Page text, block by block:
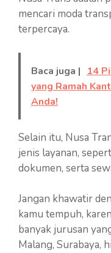
mencari moda
terpercaya.
Baca juga | 14
yang Ramah
Anda!
Selain itu, Nusa
jenis layanan,
dokumen, serta
Jangan khawatir
kamu tempuh,
banyak jurusan
Malang, Surabaya,